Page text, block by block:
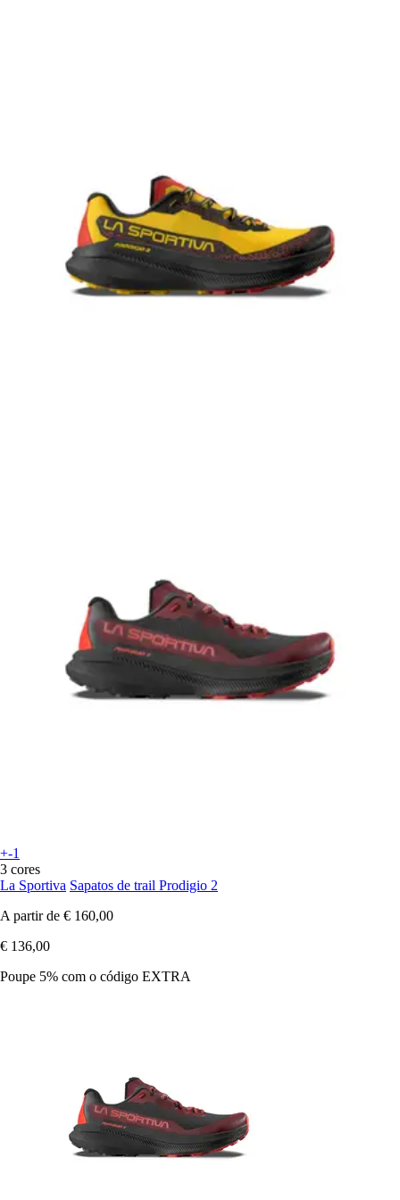
+-1
3 cores
La Sportiva Sapatos de trail Prodigio 2
A partir de € 160,00
€ 136,00
Poupe 5% com o código EXTRA